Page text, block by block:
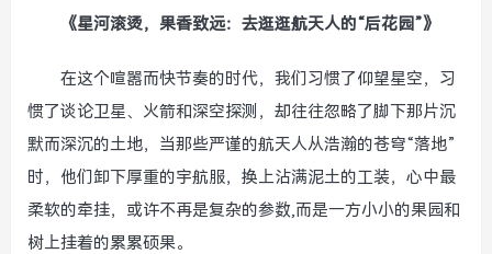
《星河滚烫，果香致远：去逛逛航天人的“后花园”》
在这个喧嚣而快节奏的时代，我们习惯了仰望星空，习
惯了谈论卫星、火箭和深空探测，却往往忽略了脚下那片沉
默而深沉的土地，当那些严谨的航天人从浩瀚的苍穹“落地”
时，他们卸下厚重的宇航服，换上沾满泥土的工装，心中最
柔软的牵挂，或许不再是复杂的参数,而是一方小小的果园和
树上挂着的累累硕果。